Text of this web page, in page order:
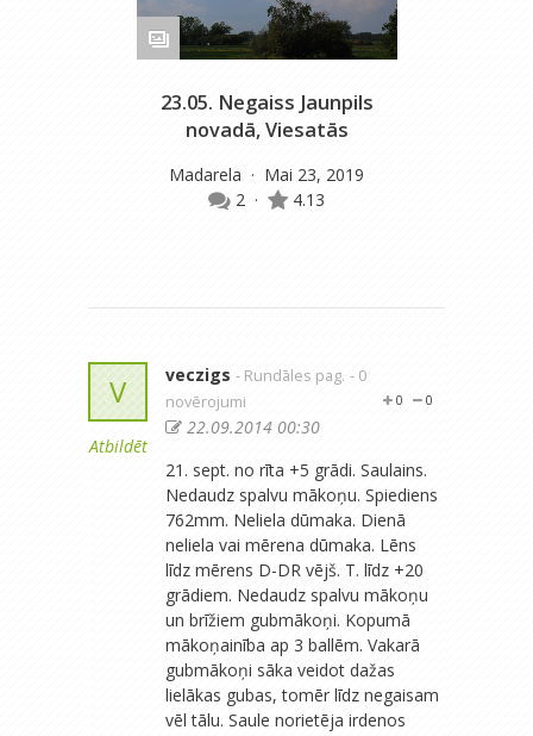
23.05. Negaiss Jaunpils
novadā, Viesatās
Madarela · Mai 23, 2019
2 · 4.13
V
Atbildēt
veczigs - Rundāles pag. - 0
novērojumi
0
0
22.09.2014 00:30
21. sept. no rīta +5 grādi. Saulains.
Nedaudz spalvu mākoņu. Spiediens
762mm. Neliela dūmaka. Dienā
neliela vai mērena dūmaka. Lēns
līdz mērens D-DR vējš. T. līdz +20
grādiem. Nedaudz spalvu mākoņu
un brīžiem gubmākoņi. Kopumā
mākoņainība ap 3 ballēm. Vakarā
gubmākoņi sāka veidot dažas
lielākas gubas, tomēr līdz negaisam
vēl tālu. Saule norietēja irdenos